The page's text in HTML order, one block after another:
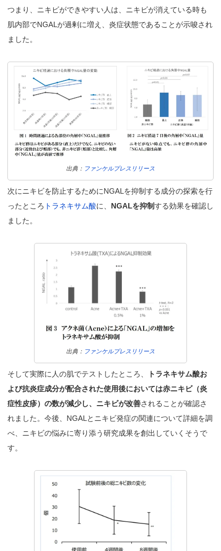
つまり、ニキビができやすい人は、ニキビが消えている時も
肌内部でNGALが過剰に増え、炎症状態であることが示唆され
ました。
出典： ファンケルプレスリリース
次にニキビを防止するためにNGALを抑制する成分の探索を行
ったところ トラネキサム酸に、 NGALを抑制する効果を確認し
ました。
出典： ファンケルプレスリリース
そして実際に人の肌でテストしたところ、
トラネキサム酸お
よび抗炎症成分が配合された使用後においては赤ニキビ（炎
症性皮疹）の数が減少し、ニキビが改善されることが確認さ
れました。今後、NGALとニキビ発症の関連について詳細を調
べ、ニキビの悩みに寄り添う研究成果を創出していくそうで
す。